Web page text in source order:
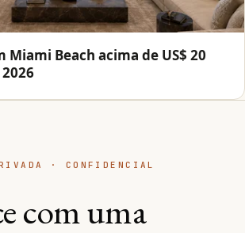
Miami Beach acima de US$ 20
· CONFIDENCIAL
com uma